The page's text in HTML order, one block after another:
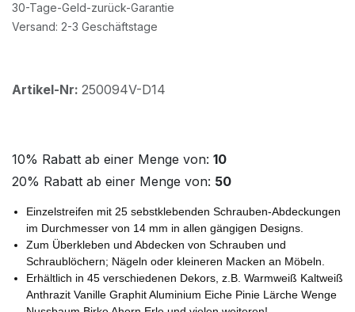
30-Tage-Geld-zurück-Garantie
Versand: 2-3 Geschäftstage
Artikel-Nr: 250094V-D14
10% Rabatt ab einer Menge von: 10
20% Rabatt ab einer Menge von: 50
Einzelstreifen mit 25 sebstklebenden Schrauben-Abdeckungen
im Durchmesser von 14 mm in allen gängigen Designs.
Zum Überkleben und Abdecken von Schrauben und
Schraublöchern; Nägeln oder kleineren Macken an Möbeln.
Erhältlich in 45 verschiedenen Dekors, z.B. Warmweiß Kaltweiß
Anthrazit Vanille Graphit Aluminium Eiche Pinie Lärche Wenge